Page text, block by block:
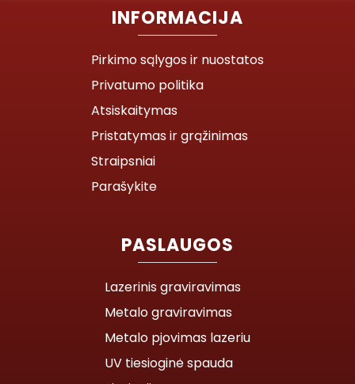
INFORMACIJA
Pirkimo sąlygos ir nuostatos
Privatumo politika
Atsiskaitymas
Pristatymas ir grąžinimas
Straipsniai
Parašykite
PASLAUGOS
Lazerinis graviravimas
Metalo graviravimas
Metalo pjovimas lazeriu
UV tiesioginė spauda